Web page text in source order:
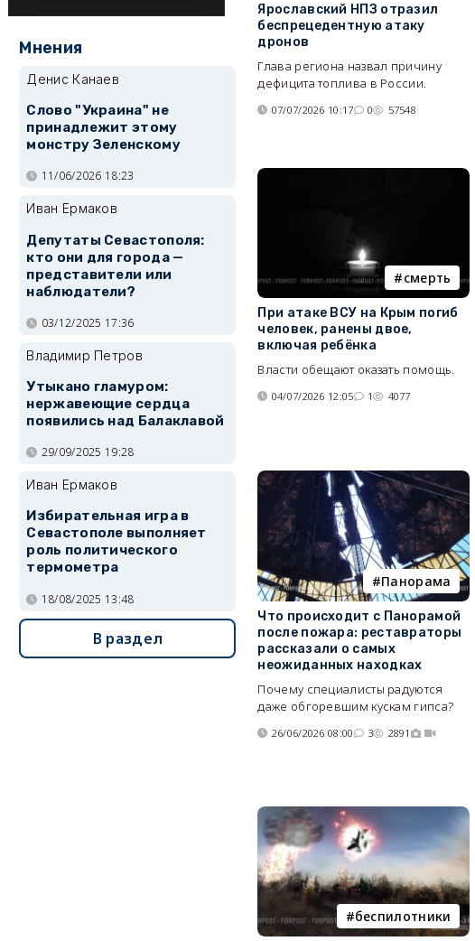
Ярославский НПЗ отразил
беспрецедентную атаку
дронов
Глава региона назвал причину
дефицита топлива в России.
07/07/2026 10:17 0 57548
смерть
При атаке ВСУ на Крым погиб
человек, ранены двое,
включая ребёнка
Власти обещают оказать помощь.
04/07/2026 12:05 1 4077
Панорама
Что происходит с Панорамой
после пожара: реставраторы
рассказали о самых
неожиданных находках
Почему специалисты радуются
даже обгоревшим кускам гипса?
26/06/2026 08:00 3 2891
беспилотники
Мнения
Денис Канаев
Слово "Украина" не
принадлежит этому
монстру Зеленскому
11/06/2026 18:23
Иван Ермаков
Депутаты Севастополя:
кто они для города —
представители или
наблюдатели?
03/12/2025 17:36
Владимир Петров
Утыкано гламуром:
нержавеющие сердца
появились над Балаклавой
29/09/2025 19:28
Иван Ермаков
Избирательная игра в
Севастополе выполняет
роль политического
термометра
18/08/2025 13:48
В раздел